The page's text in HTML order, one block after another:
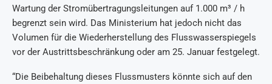
Wartung der Stromübertragungsleitungen auf 1.000 m³ / h
begrenzt sein wird. Das Ministerium hat jedoch nicht das
Volumen für die Wiederherstellung des Flusswasserspiegels
vor der Austrittsbeschränkung oder am 25. Januar festgelegt.
“Die Beibehaltung dieses Flussmusters könnte sich auf den